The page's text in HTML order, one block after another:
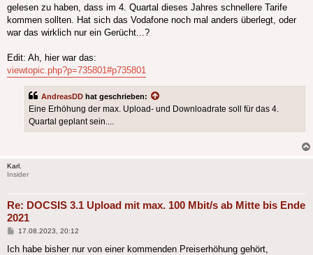
gelesen zu haben, dass im 4. Quartal dieses Jahres schnellere Tarife
kommen sollten. Hat sich das Vodafone noch mal anders überlegt, oder
war das wirklich nur ein Gerücht...?
Edit: Ah, hier war das:
viewtopic.php?p=735801#p735801
AndreasDD hat geschrieben:
Eine Erhöhung der max. Upload- und Downloadrate soll für das 4.
Quartal geplant sein....
Karl.
Insider
Re: DOCSIS 3.1 Upload mit max. 100 Mbit/s ab Mitte bis Ende
2021
Beitrag
17.08.2023, 20:12
Ich habe bisher nur von einer kommenden Preiserhöhung gehört,